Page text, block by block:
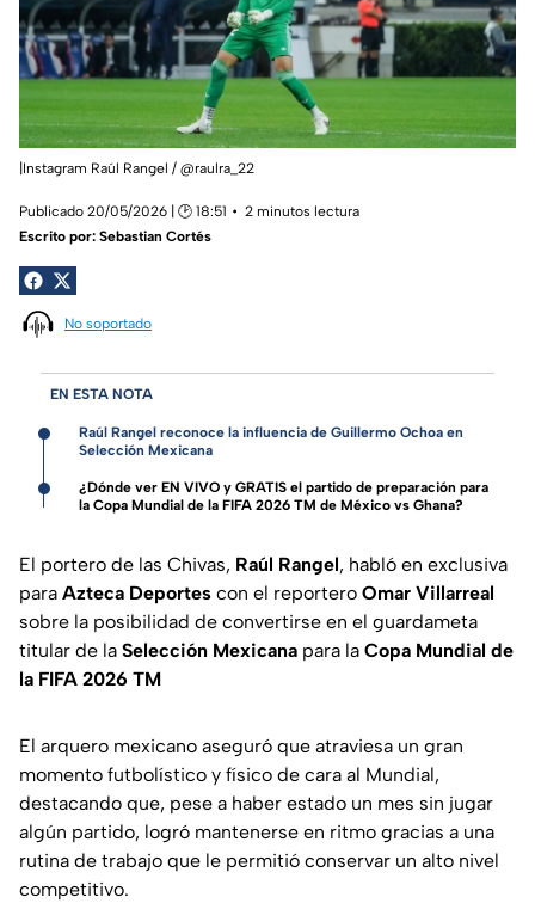
|Instagram Raúl Rangel / @raulra_22
Publicado 20/05/2026 | 🕑 18:51
2 minutos lectura
Escrito por: Sebastian Cortés
No soportado
EN ESTA NOTA
Raúl Rangel reconoce la influencia de Guillermo Ochoa en
Selección Mexicana
¿Dónde ver EN VIVO y GRATIS el partido de preparación para
la Copa Mundial de la FIFA 2026 TM de México vs Ghana?
El portero de las Chivas, Raúl Rangel, habló en exclusiva
para Azteca Deportes con el reportero Omar Villarreal
sobre la posibilidad de convertirse en el guardameta
titular de la Selección Mexicana para la Copa Mundial de
la FIFA 2026 TM
El arquero mexicano aseguró que atraviesa un gran
momento futbolístico y físico de cara al Mundial,
destacando que, pese a haber estado un mes sin jugar
algún partido, logró mantenerse en ritmo gracias a una
rutina de trabajo que le permitió conservar un alto nivel
competitivo.